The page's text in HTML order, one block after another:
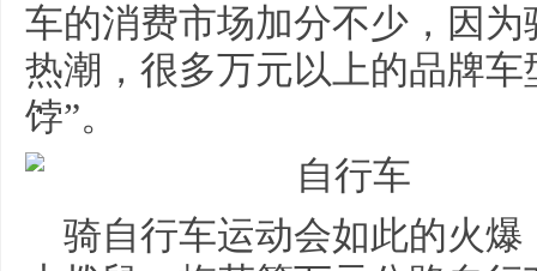
车的消费市场加分不少，因
热潮，很多万元以上的品牌
饽”。
骑自行车运动会如此的火